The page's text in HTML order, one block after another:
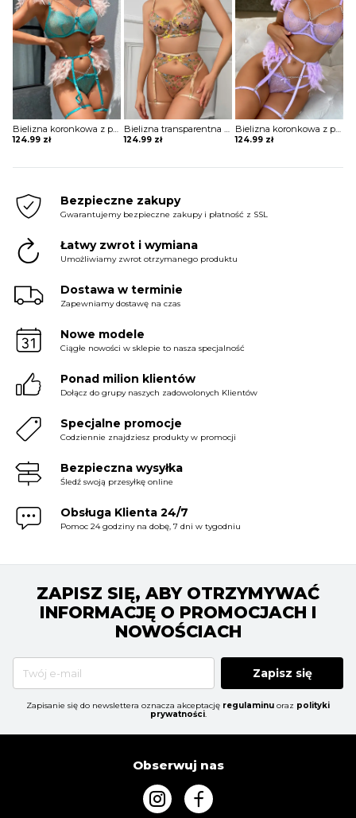
Bielizna koronkowa z piórami trzyczęściowa
124.99 zł
Bielizna transparentna trzyczęściowa
124.99 zł
Bielizna koronkowa z piórami trzyczęściowa
124.99 zł
Bezpieczne zakupy
Gwarantujemy bezpieczne zakupy i płatność z SSL
Łatwy zwrot i wymiana
Umożliwiamy zwrot otrzymanego produktu
Dostawa w terminie
Zapewniamy dostawę na czas
Nowe modele
Ciągłe nowości w sklepie to nasza specjalność
Ponad milion klientów
Dołącz do grupy naszych zadowolonych Klientów
Specjalne promocje
Codziennie znajdziesz produkty w promocji
Bezpieczna wysyłka
Śledź swoją przesyłkę online
Obsługa Klienta 24/7
Pomoc 24 godziny na dobę, 7 dni w tygodniu
ZAPISZ SIĘ, ABY OTRZYMYWAĆ
INFORMACJĘ O PROMOCJACH I
NOWOŚCIACH
Zapisz się
Zapisanie się do newslettera oznacza akceptację regulaminu oraz polityki
prywatności.
Obserwuj nas